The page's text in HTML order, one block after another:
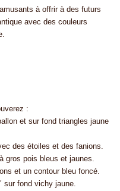
à offrir à des futurs
avec des couleurs
:
et sur fond triangles jaune
des étoiles et des fanions.
gros pois bleus et jaunes.
et un contour bleu foncé.
sur fond vichy jaune.